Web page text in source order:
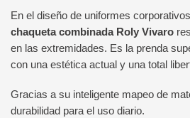
En el diseño de uniformes
chaqueta combinada Roly Vivaro
en las extremidades. Es la prenda
con una estética actual y una total
Gracias a su inteligente mapeo de
durabilidad para el uso diario.